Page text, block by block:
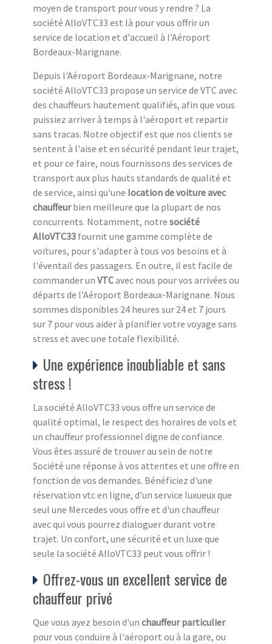
moyen de transport pour vous y rendre ? La
société AlloVTC33 est là pour vous offrir un
service de location et d'accueil à l'Aéroport
Bordeaux-Marignane.
Depuis l'Aéroport Bordeaux-Marignane, notre
société AlloVTC33 propose un service de VTC avec
des chauffeurs hautement qualifiés, afin que vous
puissiez arriver à temps à l'aéroport et repartir
sans tracas. Notre objectif est que nos clients se
sentent à l'aise et en sécurité pendant leur trajet,
et pour ce faire, nous fournissons des services de
transport aux plus hauts standards de qualité et
de service, ainsi qu'une location de voiture avec
chauffeurbien meilleure que la plupart de nos
concurrents. Notamment, notre société
AlloVTC33 fournit une gamme complète de
voitures, pour s'adapter à tous vos besoins et à
l'éventail des passagers. En outre, il est facile de
commander un VTCavec nous pour vos arrivées ou
départs de l'Aéroport Bordeaux-Marignane. Nous
sommes disponibles 24 heures sur 24 et 7 jours
sur 7 pour vous aider à planifier votre voyage sans
stress et avec une totale flexibilité.
Une expérience inoubliable et sans
stress !
La société AlloVTC33 vous offre un service de
qualité optimal, le respect des horaires de vols et
un chauffeur professionnel digne de confiance.
Vous êtes assuré de trouver au sein de notre
Société une réponse à vos attentes et une offre en
fonction de vos demandes. Bénéficiez d'une
réservation vtc en ligne, d'un service luxueux que
seul une Mercedes vous offre et d'un chauffeur
avec qui vous pourrez dialoguer durant votre
trajet. Un confort, une sécurité et un luxe que
seule la société AlloVTC33 peut vous offrir !
Offrez-vous un excellent service de
chauffeur privé
Que vous ayez besoin d'un chauffeur particulier
pour vous conduire à l'aéroport ou à la gare, ou